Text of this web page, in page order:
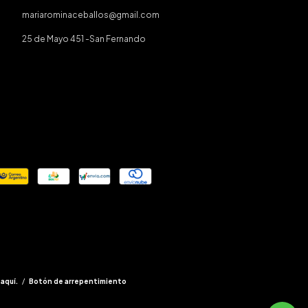
mariarominaceballos@gmail.com
25 de Mayo 451 -San Fernando
/ Botón de arrepentimiento